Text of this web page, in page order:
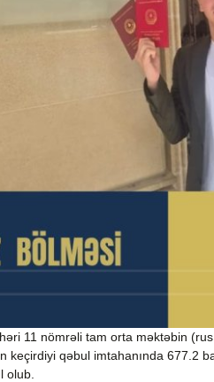
11 nömrəli tam orta məktəbin (rus
keçirdiyi qəbul imtahanında 677.2
olub.